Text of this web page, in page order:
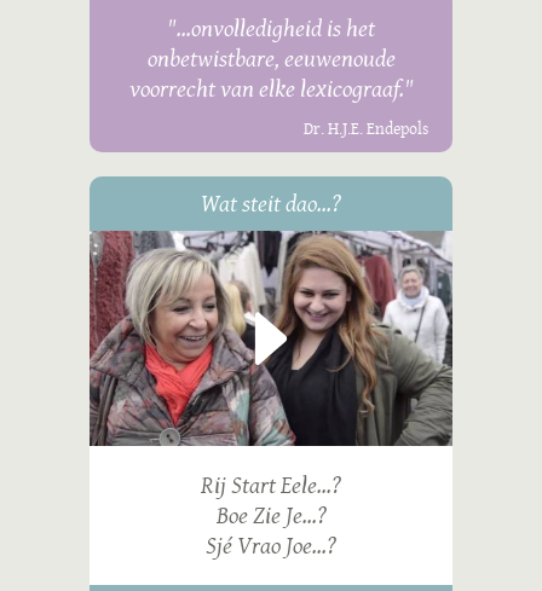
"...onvolledigheid is het
onbetwistbare, eeuwenoude
voorrecht van elke lexicograaf."
Dr. H.J.E. Endepols
Wat steit dao...?
Rij Start Eele...?
Boe Zie Je...?
Sjé Vrao Joe...?